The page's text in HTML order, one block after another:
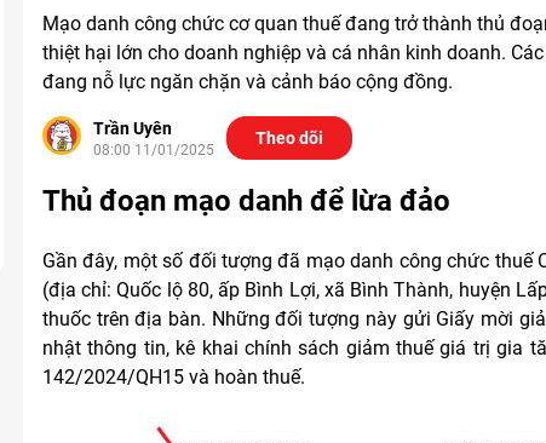
Mạo danh công chức cơ quan thuế đang trở thành thủ
thiệt hại lớn cho doanh nghiệp và cá nhân kinh doanh.
đang nỗ lực ngăn chặn và cảnh báo cộng đồng.
Trần Uyên
08:00 11/01/2025
Theo dõi
Thủ đoạn mạo danh để lừa đảo
Gần đây, một số đối tượng đã mạo danh công chức thuế
(địa chỉ: Quốc lộ 80, ấp Bình Lợi, xã Bình Thành, huyện
thuốc trên địa bàn. Những đối tượng này gửi Giấy mời
nhật thông tin, kê khai chính sách giảm thuế giá trị gia
142/2024/QH15 và hoàn thuế.